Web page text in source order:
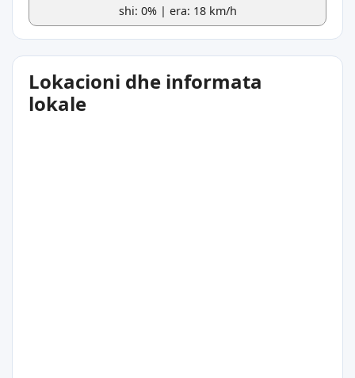
shi: 0% | era: 18 km/h
Lokacioni dhe informata
lokale